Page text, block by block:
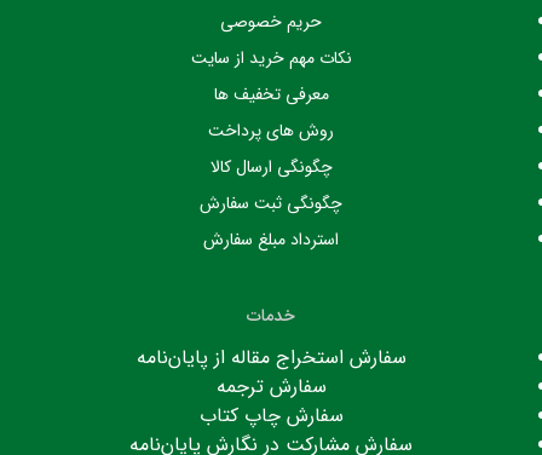
حریم خصوصی
نکات مهم خرید از سایت
معرفی تخفیف ها
روش های پرداخت
چگونگی ارسال کالا
چگونگی ثبت سفارش
استرداد مبلغ سفارش
خدمات
سفارش استخراج مقاله از پایان‌نامه
سفارش ترجمه
سفارش چاپ کتاب
سفارش مشارکت در نگارش پایان‌نامه